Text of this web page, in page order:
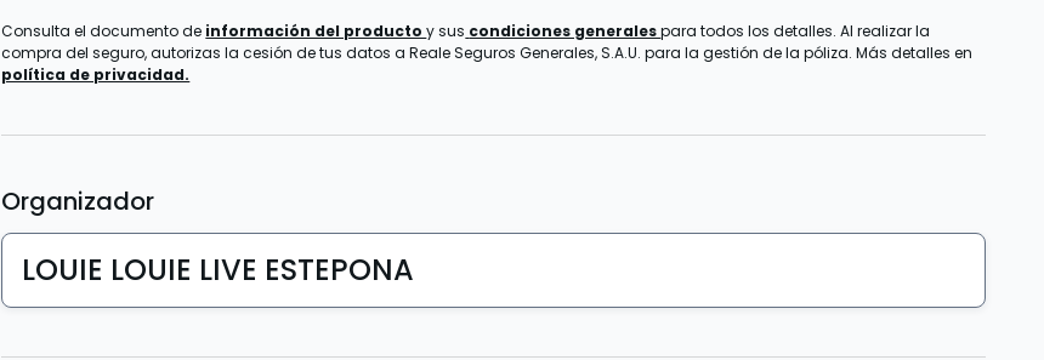
Consulta el documento de información del productoy sus condiciones generalespara todos los detalles. Al realizar la
compra del seguro, autorizas la cesión de tus datos a Reale Seguros Generales, S.A.U. para la gestión de la póliza. Más detalles en
política de privacidad.
Organizador
LOUIE LOUIE LIVE ESTEPONA